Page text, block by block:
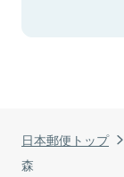
日本郵便トップ
森